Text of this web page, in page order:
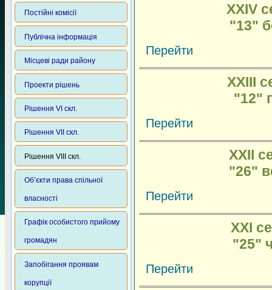
Постійні комісії
Публічна інформація
Місцеві ради району
Проекти рішень
Рішення VI скл.
Рішення VII скл.
Рішення VIII скл.
Об’єкти права спільної
власності
Графік особистого прийому
громадян
Запобігання проявам
корупції
XXIV
"13"
Перейти
XXIII
"12"
Перейти
XXII
"26"
Перейти
XXI
"25"
Перейти